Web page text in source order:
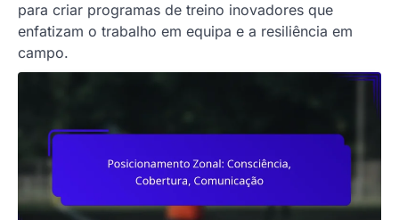
para criar programas de treino inovadores que
enfatizam o trabalho em equipa e a resiliência em
campo.